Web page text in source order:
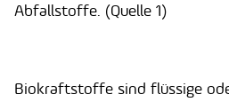
Abfallstoffe. (Quelle 1)
Biokraftstoffe sind flüssige